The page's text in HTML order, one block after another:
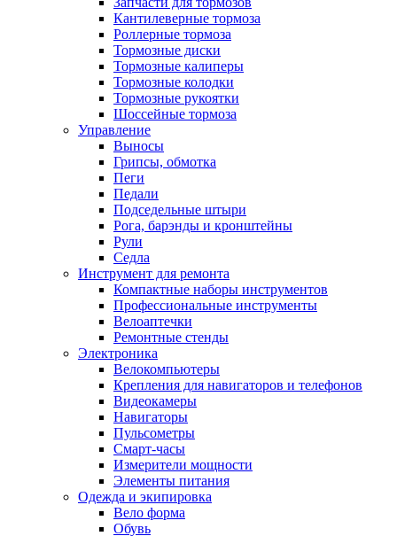
Кантилеверные тормоза
Роллерные тормоза
Тормозные диски
Тормозные калиперы
Тормозные колодки
Тормозные рукоятки
Шоссейные тормоза
Управление
Выносы
Грипсы, обмотка
Пеги
Педали
Подседельные штыри
Рога, барэнды и кронштейны
Рули
Седла
Инструмент для ремонта
Компактные наборы инструментов
Профессиональные инструменты
Велоаптечки
Ремонтные стенды
Электроника
Велокомпьютеры
Крепления для навигаторов и телефонов
Видеокамеры
Навигаторы
Пульсометры
Смарт-часы
Измерители мощности
Элементы питания
Одежда и экипировка
Вело форма
Обувь